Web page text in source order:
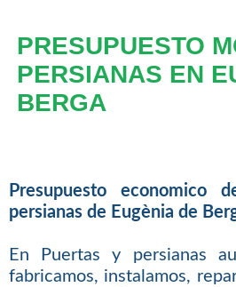
PRESUPUESTO
PERSIANAS EN
BERGA
Presupuesto economico
persianas de Eugènia de
En Puertas y persianas
fabricamos, instalamos,